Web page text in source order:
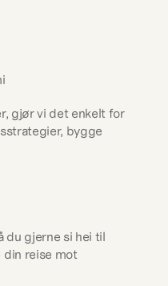
gjør vi det enkelt for
bygge
du gjerne si hei til